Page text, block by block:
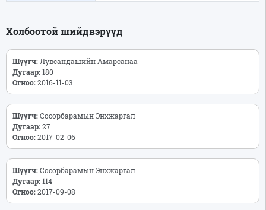
Холбоотой шийдвэрүүд
Шүүгч: Лувсандашийн Амарсанаа
Дугаар:180
Огноо:2016-11-03
Шүүгч:Сосорбарамын Энхжаргал
Дугаар:27
Огноо:2017-02-06
Шүүгч:Сосорбарамын Энхжаргал
Дугаар:114
Огноо:2017-09-08